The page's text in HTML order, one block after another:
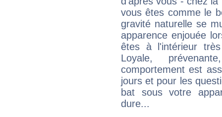
vous êtes comme le
gravité naturelle se
apparence enjouée
êtes à l'intérieur
Loyale,
comportement est
jours et pour les
bat sous votre
dure...